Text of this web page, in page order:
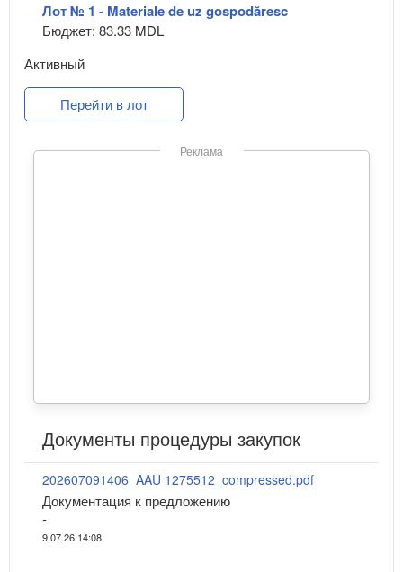
Лот № 1 - Materiale de uz gospodăresc
Бюджет: 83.33 MDL
Активный
Перейти в лот
Реклама
Документы процедуры закупок
202607091406_AAU 1275512_compressed.pdf
Документация к предложению
-
9.07.26 14:08